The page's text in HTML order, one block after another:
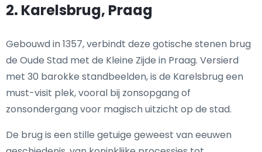
2. Karelsbrug, Praag
Gebouwd in 1357, verbindt deze gotische stenen brug
de Oude Stad met de Kleine Zijde in Praag. Versierd
met 30 barokke standbeelden, is de Karelsbrug een
must-visit plek, vooral bij zonsopgang of
zonsondergang voor magisch uitzicht op de stad.
De brug is een stille getuige geweest van eeuwen